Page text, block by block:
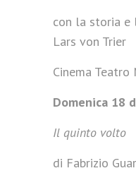
con la storia e
Lars von Trier
Cinema Teatro
Domenica 18
Il quinto volto
di Fabrizio